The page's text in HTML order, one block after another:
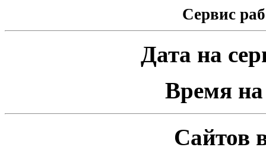
Сервис
Дата на
Время на
Сайтов